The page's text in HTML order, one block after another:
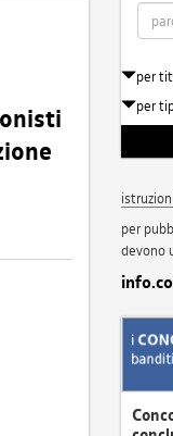
per
per
per
devono